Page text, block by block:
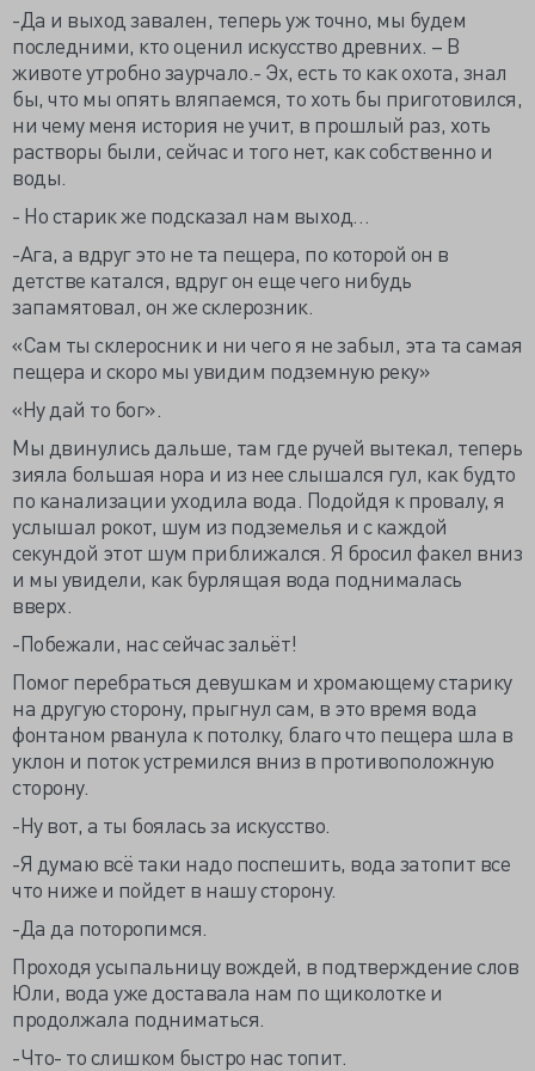
-Да и выход завален, теперь уж точно, мы будем
последними, кто оценил искусство древних. – В
животе утробно заурчало.- Эх, есть то как охота, знал
бы, что мы опять вляпаемся, то хоть бы приготовился,
ни чему меня история не учит, в прошлый раз, хоть
растворы были, сейчас и того нет, как собственно и
воды.
- Но старик же подсказал нам выход…
-Ага, а вдруг это не та пещера, по которой он в
детстве катался, вдруг он еще чего нибудь
запамятовал, он же склерозник.
«Сам ты склеросник и ни чего я не забыл, эта та самая
пещера и скоро мы увидим подземную реку»
«Ну дай то бог».
Мы двинулись дальше, там где ручей вытекал, теперь
зияла большая нора и из нее слышался гул, как будто
по канализации уходила вода. Подойдя к провалу, я
услышал рокот, шум из подземелья и с каждой
секундой этот шум приближался. Я бросил факел вниз
и мы увидели, как бурлящая вода поднималась
вверх.
-Побежали, нас сейчас зальёт!
Помог перебраться девушкам и хромающему старику
на другую сторону, прыгнул сам, в это время вода
фонтаном рванула к потолку, благо что пещера шла в
уклон и поток устремился вниз в противоположную
сторону.
-Ну вот, а ты боялась за искусство.
-Я думаю всё таки надо поспешить, вода затопит все
что ниже и пойдет в нашу сторону.
-Да да поторопимся.
Проходя усыпальницу вождей, в подтверждение слов
Юли, вода уже доставала нам по щиколотке и
продолжала подниматься.
-Что- то слишком быстро нас топит.